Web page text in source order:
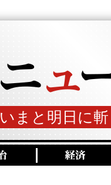
いまと明日に